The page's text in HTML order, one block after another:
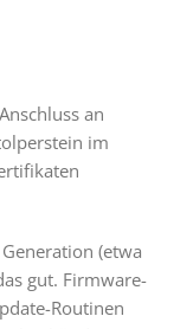
an
im
(etwa
gut. Firmware-
Routinen